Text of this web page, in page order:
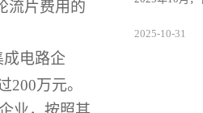
流片费用的
成电路企
万元。
此次...
EEE 2025
品，最高速率
2025-10-31